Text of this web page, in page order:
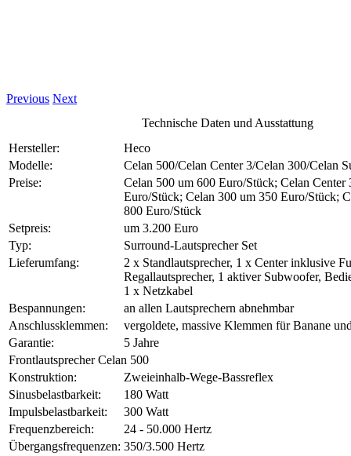
Previous Next
Technische Daten und Ausstattung
Hersteller:
Heco
Modelle:
Celan 500/Celan Center 3/Celan 300/Celan
Preise:
Celan 500 um 600 Euro/Stück; Celan Center
Euro/Stück; Celan 300 um 350 Euro/Stück;
800 Euro/Stück
Setpreis:
um 3.200 Euro
Typ:
Surround-Lautsprecher Set
Lieferumfang:
2 x Standlautsprecher, 1 x Center inklusive
Regallautsprecher, 1 aktiver Subwoofer,
1 x Netzkabel
Bespannungen:
an allen Lautsprechern abnehmbar
Anschlussklemmen:
vergoldete, massive Klemmen für Banane
Garantie:
5 Jahre
Frontlautsprecher Celan 500
Konstruktion:
Zweieinhalb-Wege-Bassreflex
Sinusbelastbarkeit:
180 Watt
Impulsbelastbarkeit:
300 Watt
Frequenzbereich:
24 - 50.000 Hertz
Übergangsfrequenzen: 350/3.500 Hertz